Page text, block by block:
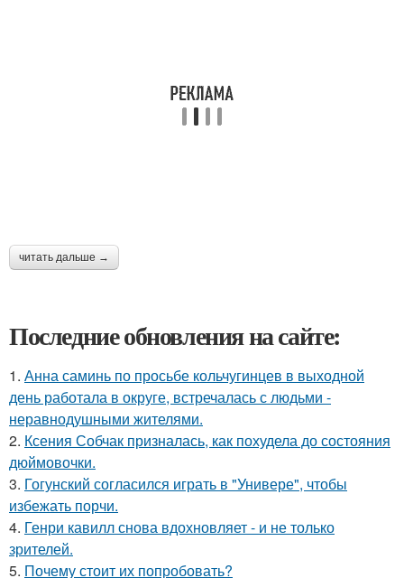
читать дальше →
Последние обновления на сайте:
1. Анна саминь по просьбе кольчугинцев в выходной
день работала в округе, встречалась с людьми -
неравнодушными жителями.
2. Ксения Собчак призналась, как похудела до состояния
дюймовочки.
3. Гогунский согласился играть в "Универе", чтобы
избежать порчи.
4. Генри кавилл снова вдохновляет - и не только
зрителей.
5. Почему стоит их попробовать?